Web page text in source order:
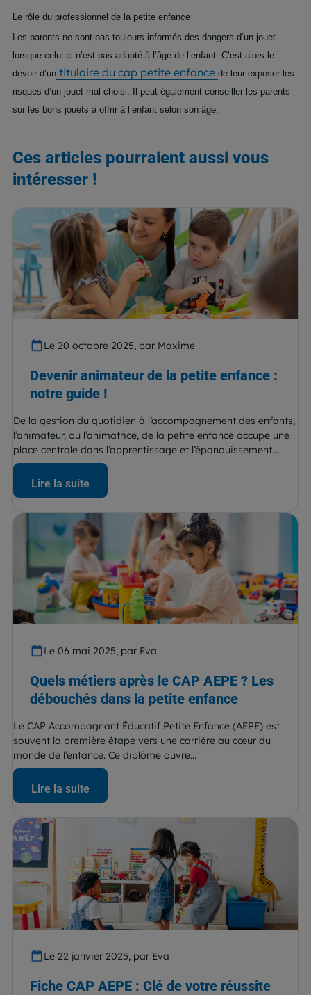
Le rôle du professionnel de la petite enfance
Les parents ne sont pas toujours informés des dangers d’un jouet
lorsque celui-ci n’est pas adapté à l’âge de l’enfant. C’est alors le
devoir d’un titulaire du cap petite enfance de leur exposer les
risques d’un jouet mal choisi. Il peut également conseiller les parents
sur les bons jouets à offrir à l’enfant selon son âge.
Ces articles pourraient aussi vous
intéresser !
Le 20 octobre 2025, par Maxime
Devenir animateur de la petite enfance :
notre guide !
De la gestion du quotidien à l’accompagnement des enfants,
l’animateur, ou l’animatrice, de la petite enfance occupe une
place centrale dans l’apprentissage et l’épanouissement...
Lire la suite
Le 06 mai 2025, par Eva
Quels métiers après le CAP AEPE ? Les
débouchés dans la petite enfance
Le CAP Accompagnant Éducatif Petite Enfance (AEPE) est
souvent la première étape vers une carrière au cœur du
monde de l’enfance. Ce diplôme ouvre...
Lire la suite
Le 22 janvier 2025, par Eva
Fiche CAP AEPE : Clé de votre réussite